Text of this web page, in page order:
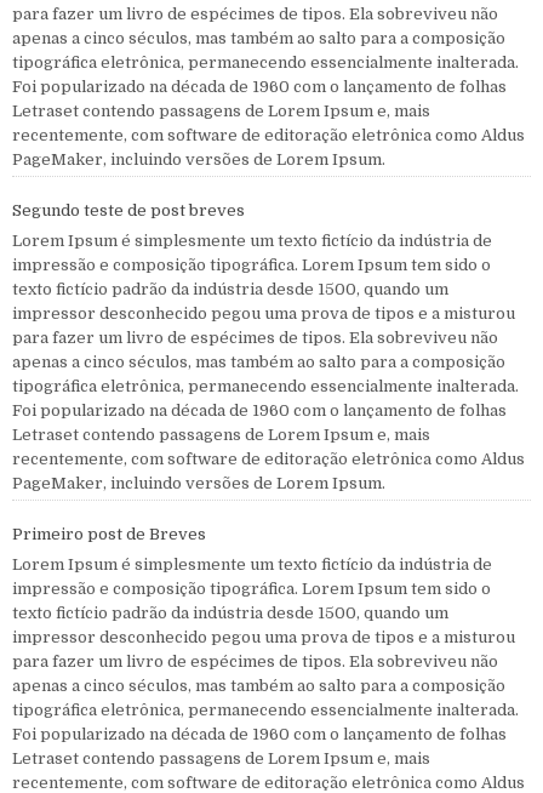
para fazer um livro de espécimes de tipos. Ela sobreviveu não
apenas a cinco séculos, mas também ao salto para a composição
tipográfica eletrônica, permanecendo essencialmente inalterada.
Foi popularizado na década de 1960 com o lançamento de folhas
Letraset contendo passagens de Lorem Ipsum e, mais
recentemente, com software de editoração eletrônica como Aldus
PageMaker, incluindo versões de Lorem Ipsum.
Segundo teste de post breves
Lorem Ipsum é simplesmente um texto fictício da indústria de
impressão e composição tipográfica. Lorem Ipsum tem sido o
texto fictício padrão da indústria desde 1500, quando um
impressor desconhecido pegou uma prova de tipos e a misturou
para fazer um livro de espécimes de tipos. Ela sobreviveu não
apenas a cinco séculos, mas também ao salto para a composição
tipográfica eletrônica, permanecendo essencialmente inalterada.
Foi popularizado na década de 1960 com o lançamento de folhas
Letraset contendo passagens de Lorem Ipsum e, mais
recentemente, com software de editoração eletrônica como Aldus
PageMaker, incluindo versões de Lorem Ipsum.
Primeiro post de Breves
Lorem Ipsum é simplesmente um texto fictício da indústria de
impressão e composição tipográfica. Lorem Ipsum tem sido o
texto fictício padrão da indústria desde 1500, quando um
impressor desconhecido pegou uma prova de tipos e a misturou
para fazer um livro de espécimes de tipos. Ela sobreviveu não
apenas a cinco séculos, mas também ao salto para a composição
tipográfica eletrônica, permanecendo essencialmente inalterada.
Foi popularizado na década de 1960 com o lançamento de folhas
Letraset contendo passagens de Lorem Ipsum e, mais
recentemente, com software de editoração eletrônica como Aldus